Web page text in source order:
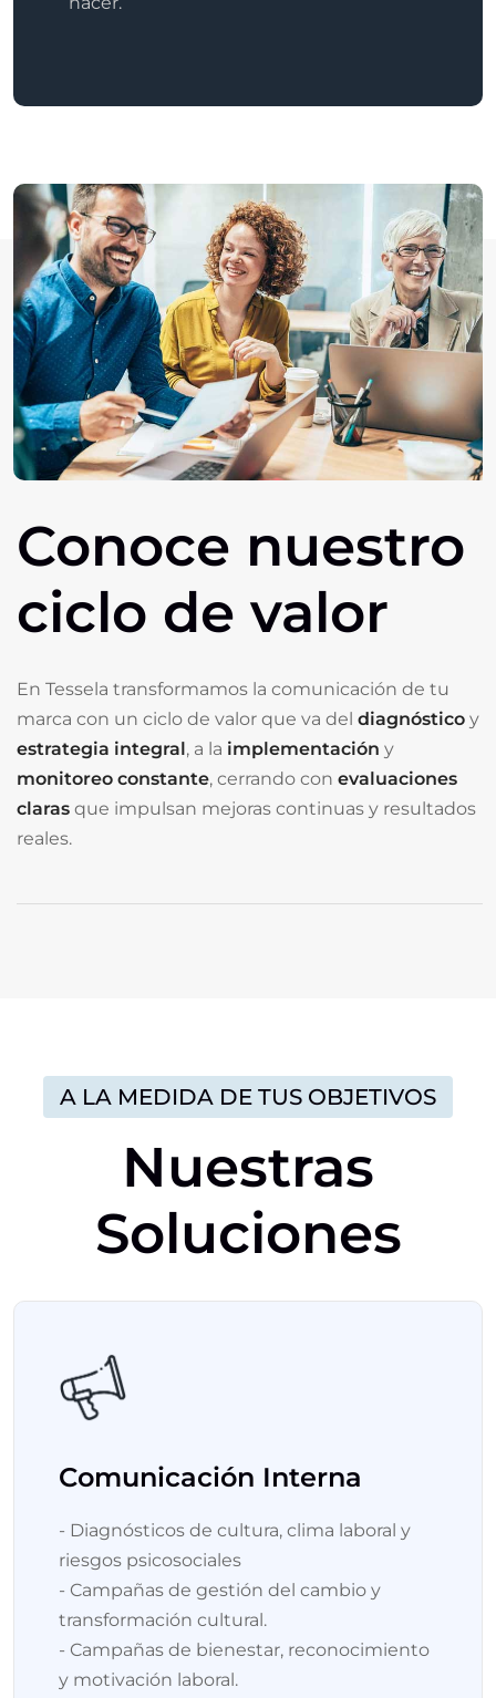
Conoce nuestro
ciclo de valor
En Tessela transformamos la comunicación de tu
marca con un ciclo de valor que va del diagnóstico y
estrategia integral, a la implementación y
monitoreo constante, cerrando con evaluaciones
claras que impulsan mejoras continuas y resultados
reales.
A LA MEDIDA DE TUS OBJETIVOS
Nuestras
Soluciones
Comunicación Interna
- Diagnósticos de cultura, clima laboral y
riesgos psicosociales
- Campañas de gestión del cambio y
transformación cultural.
- Campañas de bienestar, reconocimiento
y motivación laboral.